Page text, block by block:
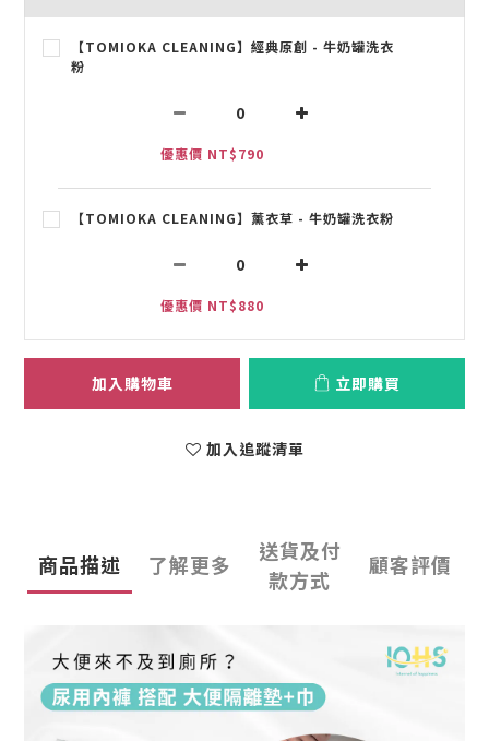
【TOMIOKA CLEANING】經典原創 - 牛奶罐洗衣
粉
優惠價 NT$790
【TOMIOKA CLEANING】薰衣草 - 牛奶罐洗衣粉
優惠價 NT$880
加入購物車 立即購買
加入追蹤清單
商品描述 了解更多
送貨及付
款方式
顧客評價